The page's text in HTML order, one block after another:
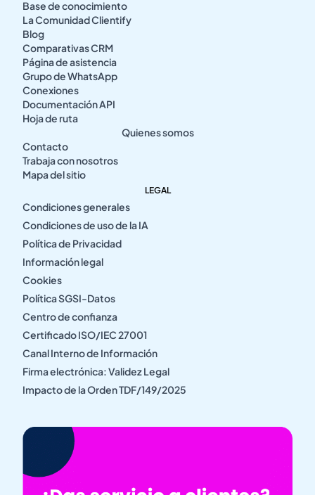
Base de conocimiento
La Comunidad Clientify
Blog
Comparativas CRM
Página de asistencia
Grupo de WhatsApp
Conexiones
Documentación API
Hoja de ruta
Quienes somos
Contacto
Trabaja con nosotros
Mapa del sitio
LEGAL
Condiciones generales
Condiciones de uso de la IA
Política de Privacidad
Información legal
Cookies
Política SGSI-Datos
Centro de confianza
Certificado ISO/IEC 27001
Canal Interno de Información
Firma electrónica: Validez Legal
Impacto de la Orden TDF/149/2025